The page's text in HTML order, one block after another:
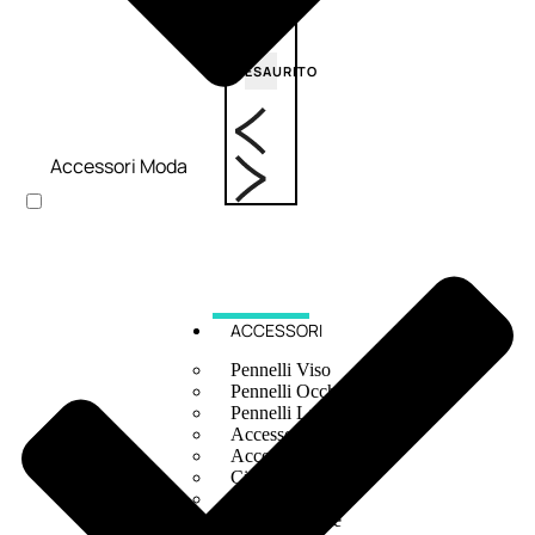
ESAURITO
ACCESSORI
Pennelli Viso
Pennelli Occhi
Pennelli Labbra
Accessori Make Up
Accessori Occhi
Ciglia Finte
Temperamatite
Accessori Moda